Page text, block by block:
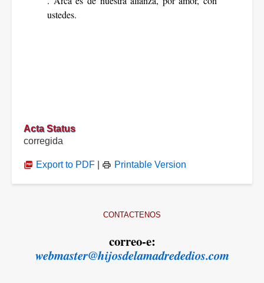
ustedes.
Acta Status
corregida
Export to PDF Printable Version
CONTACTENOS
correo-e:
webmaster@hijosdelamadrededios.com